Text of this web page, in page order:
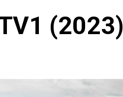
(2023)